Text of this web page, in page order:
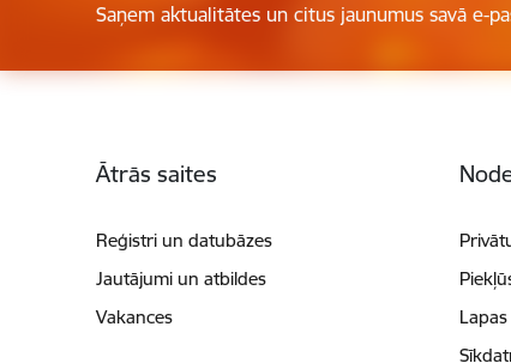
Saņem aktualitātes un citus jaunumus savā e-
Ātrās saites
Reģistri un datubāzes
Jautājumi un atbildes
Vakances